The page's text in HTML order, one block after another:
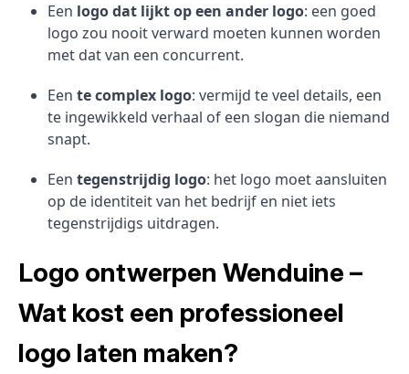
Een logo dat lijkt op een ander logo: een goed
logo zou nooit verward moeten kunnen worden
met dat van een concurrent.
Een te complex logo: vermijd te veel details, een
te ingewikkeld verhaal of een slogan die niemand
snapt.
Een tegenstrijdig logo: het logo moet aansluiten
op de identiteit van het bedrijf en niet iets
tegenstrijdigs uitdragen.
Logo ontwerpen Wenduine –
Wat kost een professioneel
logo laten maken?